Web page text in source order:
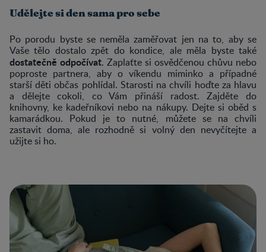
Udělejte si den sama pro sebe
Po porodu byste se neměla zaměřovat jen na to, aby se
Vaše tělo dostalo zpět do kondice, ale měla byste také
dostatečně odpočívat. Zaplaťte si osvědčenou chůvu nebo
poproste partnera, aby o víkendu miminko a případné
starší děti občas pohlídal. Starosti na chvíli hoďte za hlavu
a dělejte cokoli, co Vám přináší radost. Zajděte do
knihovny, ke kadeřníkovi nebo na nákupy. Dejte si oběd s
kamarádkou. Pokud je to nutné, můžete se na chvíli
zastavit doma, ale rozhodně si volný den nevyčítejte a
užijte si ho.